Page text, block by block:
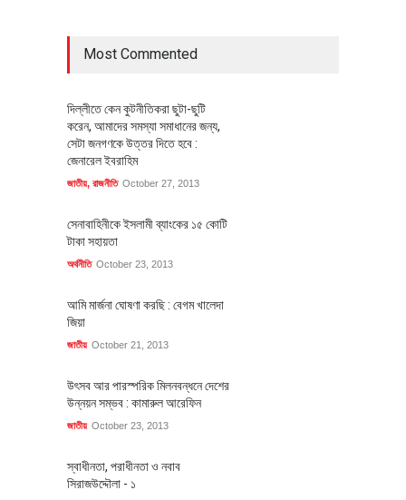
Most Commented
দিল্লীতে কেন কুটনীতিকরা ছুটা-ছুটি
করেন, আমাদের সমস্যা সমাধানের জন্য,
সেটা জনগণকে উত্তর দিতে হবে :
জেনারেল ইবরাহিম
জাতীয়, রাজনীতি October 27, 2013
সেনাবাহিনীকে ইসলামী ব্যাংকের ১৫ কোটি
টাকা সহায়তা
অর্থনীতি October 23, 2013
আমি মার্জনা ঘোষণা করছি : বেগম খালেদা
জিয়া
জাতীয় October 21, 2013
উৎসব আর পারস্পরিক মিলনবন্ধনে দেশের
উন্নয়ন সম্ভব : কামারুল আরেফিন
জাতীয় October 23, 2013
স্বাধীনতা, পরাধীনতা ও নবাব
সিরাজউদ্দৌলা - ১